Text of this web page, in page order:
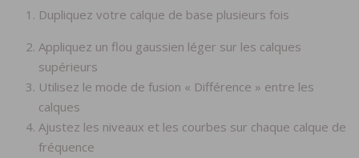
Dupliquez votre calque de base plusieurs fois
Appliquez un flou gaussien léger sur les calques
supérieurs
Utilisez le mode de fusion « Différence » entre les
calques
Ajustez les niveaux et les courbes sur chaque calque de
fréquence